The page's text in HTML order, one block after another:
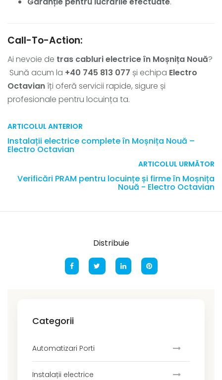
Call-To-Action:
Ai nevoie de tras cabluri electrice în Moșnița Nouă?
Sună acum la +40 745 813 077 și echipa Electro
Octavianîți oferă servicii rapide, sigure și
profesionale pentru locuința ta.
ARTICOLUL ANTERIOR
Instalații electrice complete în Moșnița Nouă –
Electro Octavian
ARTICOLUL URMĂTOR
Verificări PRAM pentru locuințe și firme în Moșnița
Nouă - Electro Octavian
Distribuie
Categorii
Automatizari Porti
Instalații electrice